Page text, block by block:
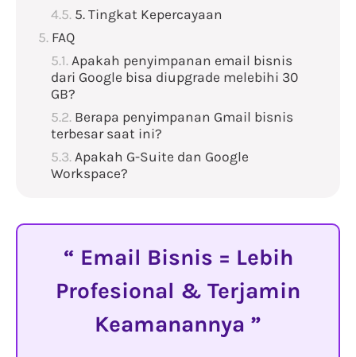
5. Tingkat Kepercayaan
FAQ
Apakah penyimpanan email bisnis
dari Google bisa diupgrade melebihi 30
GB?
Berapa penyimpanan Gmail bisnis
terbesar saat ini?
Apakah G-Suite dan Google
Workspace?
Email Bisnis = Lebih
Profesional & Terjamin
Keamanannya